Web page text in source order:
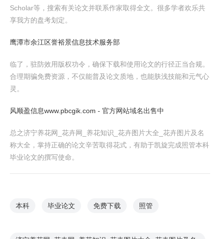
Scholar等，搜索有关论文并联系作家取得全文。很多学者欢乐共
享我方的盘考划定。
鹰潭市余江区誉裕景信息技术服务部
临了，驻防效用版权功令，确保下载和使用论文的行径正当合规。
合理期骗免费资源，不仅能普及论文质地，也能肤浅技能和元气心
灵。
风顺盈信息www.pbcgik.com - 官方网站域名出售中
总之济宁养花网_花卉网_养花知识_花卉图片大全_花卉图片及名
称大全，掌持正确的论文辛苦取得花式，有助于凯旋完成照管本科
毕业论文的撰写使命。
本科 毕业论文 免费下载 照管